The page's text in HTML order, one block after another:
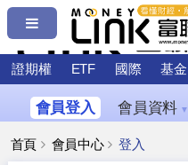
證期權 ETF 國際 基金
會員登入 會員資料 ▼
首頁 會員中心 登入